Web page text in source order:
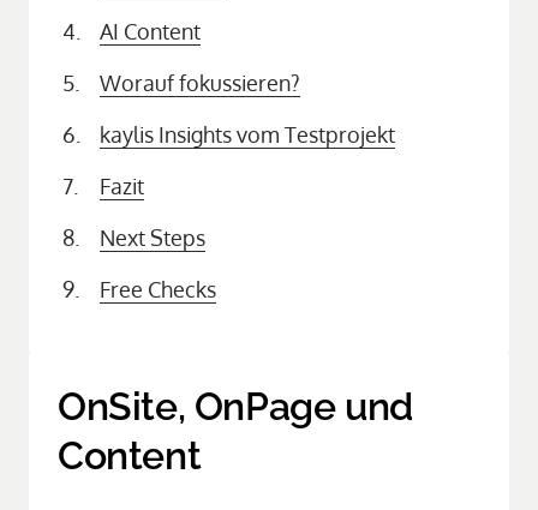
AI Content
Worauf fokussieren?
kaylis Insights vom Testprojekt
Fazit
Next Steps
Free Checks
OnSite, OnPage und
Content